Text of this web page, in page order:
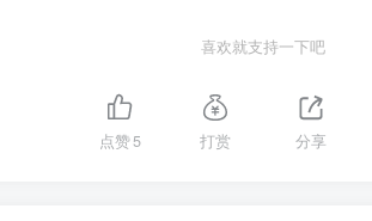
喜欢就支持一下吧
点赞5 打赏 分享